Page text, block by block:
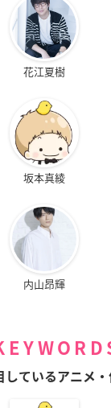
花江夏樹
坂本真綾
内山昂輝
しているアニメ・